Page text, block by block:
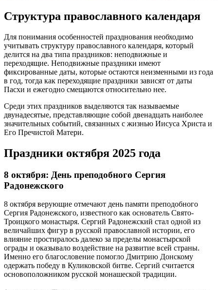
Структура православного календаря
Для понимания особенностей празднования необходимо
учитывать структуру православного календаря, который
делится на два типа праздников: неподвижные и
переходящие. Неподвижные праздники имеют
фиксированные даты, которые остаются неизменными из года
в год, тогда как переходящие праздники зависят от даты
Пасхи и ежегодно смещаются относительно нее.
Среди этих праздников выделяются так называемые
двунадесятые, представляющие собой двенадцать наиболее
значительных событий, связанных с жизнью Иисуса Христа и
Его Пречистой Матери.
Праздники октября 2025 года
8 октября: День преподобного Сергия
Радонежского
8 октября верующие отмечают день памяти преподобного
Сергия Радонежского, известного как основатель Свято-
Троицкого монастыря. Сергий Радонежский стал одной из
величайших фигур в русской православной истории, его
влияние простиралось далеко за пределы монастырской
ограды и оказывало воздействие на развитие всей страны.
Именно его благословение помогло Дмитрию Донскому
одержать победу в Куликовской битве. Сергий считается
основоположником русской монашеской традиции.